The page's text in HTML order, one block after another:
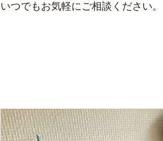
いつでもお気軽にご相談ください。